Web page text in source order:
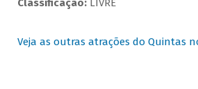
Classificação: LIVRE
Veja as outras atrações do Quintas